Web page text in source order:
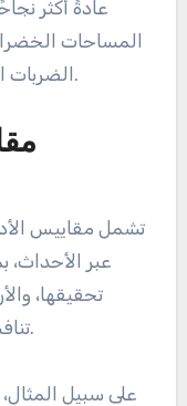
عادةً أكثر
المساحات
الضربات البطيئة أو قراءة المساحات الخضراء.
تشمل مقاييس
عبر الأحداث،
تحقيقها،
تنافسية اللاعب في ظروف وصيغ متنوعة.
على سبيل